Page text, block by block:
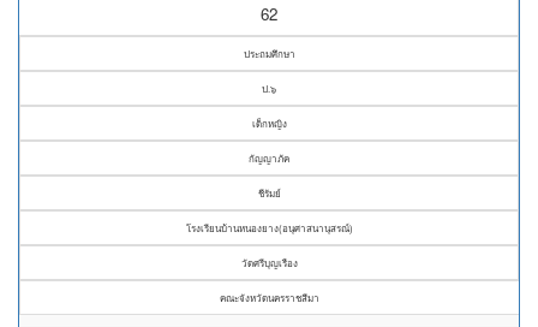
62
ประถมศึกษา
ป.๖
เด็กหญิง
กัญญาภัค
ชีรัมย์
โรงเรียนบ้านหนองยาง(อนุศาสนานุสรณ์)
วัดศรีบุญเรือง
คณะจังหวัดนครราชสีมา